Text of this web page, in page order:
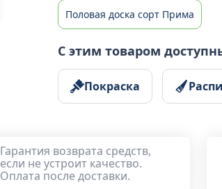
Половая доска сорт Прима
С этим товаром
Покраска
Гарантия возврата средств,
если не устроит качество.
Оплата после доставки.